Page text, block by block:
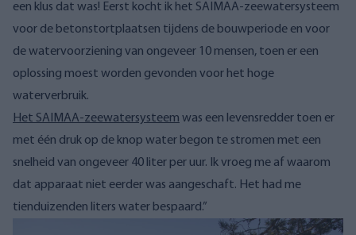
een klus dat was! Eerst kocht ik het SAIMAA-zeewatersysteem
voor de betonstortplaatsen tijdens de bouwperiode en voor
de watervoorziening van ongeveer 10 mensen, toen er een
oplossing moest worden gevonden voor het hoge
waterverbruik.
Het SAIMAA-zeewatersysteem was een levensredder toen er
met één druk op de knop water begon te stromen met een
snelheid van ongeveer 40 liter per uur. Ik vroeg me af waarom
dat apparaat niet eerder was aangeschaft. Het had me
tienduizenden liters water bespaard.”